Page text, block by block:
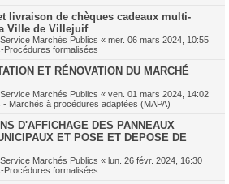
livraison de chèques cadeaux multi-
Ville de Villejuif
Service Marchés Publics « mer. 06 mars 2024, 10:55
Procédures formalisées
ET RÉNOVATION DU MARCHÉ
Service Marchés Publics « ven. 01 mars 2024, 14:02
- Marchés à procédures adaptées (MAPA)
D'AFFICHAGE DES PANNEAUX
ET POSE ET DEPOSE DE
Service Marchés Publics « lun. 26 févr. 2024, 16:30
Procédures formalisées